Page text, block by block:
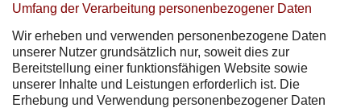
Umfang der Verarbeitung personenbezogener Daten
Wir erheben und verwenden personenbezogene Daten
unserer Nutzer grundsätzlich nur, soweit dies zur
Bereitstellung einer funktionsfähigen Website sowie
unserer Inhalte und Leistungen erforderlich ist. Die
Erhebung und Verwendung personenbezogener Daten